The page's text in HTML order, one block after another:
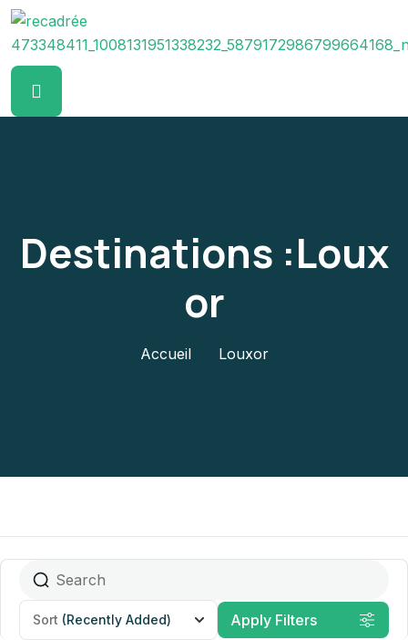
Destinations :Loux
Or
Accueil Louxor
Sort (Recently Added) Apply Filters